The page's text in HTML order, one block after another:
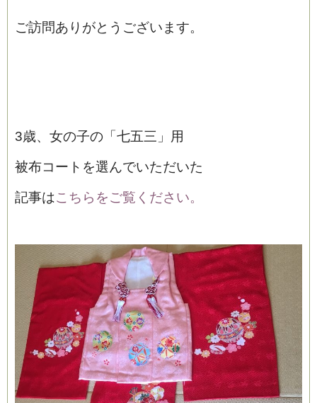
ご訪問ありがとうございます。
3歳、女の子の「七五三」用
被布コートを選んでいただいた
記事はこちらをご覧ください。